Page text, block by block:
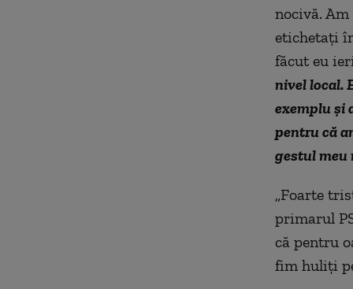
nocivă.
etichetați
făcut eu ieri
nivel local.
exemplu și
pentru că
gestul meu
„Foarte
primarul
că pentru
fim huliți